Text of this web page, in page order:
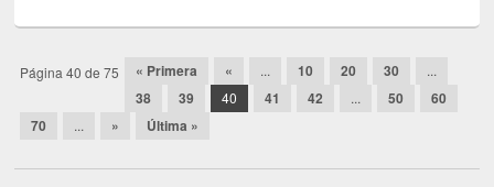
Post navigation
Página 40 de 75 « Primera « ... 10 20 30 ...
38 39 40 41 42 ... 50
60
70
... » Última »